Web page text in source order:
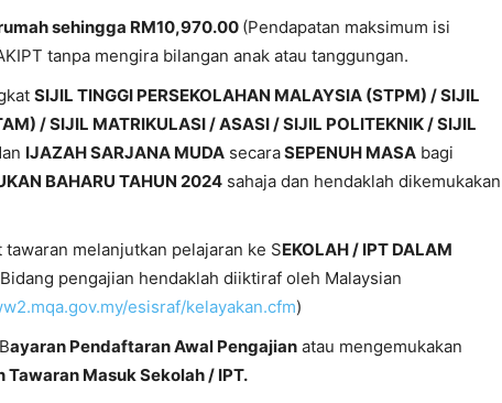
sehingga RM10,970.00 (Pendapatan maksimum isi
tanpa mengira bilangan anak atau tanggungan.
SIJIL TINGGI PERSEKOLAHAN MALAYSIA (STPM) / SIJIL
/ SIJIL MATRIKULASI / ASASI / SIJIL POLITEKNIK / SIJIL
IJAZAH SARJANA MUDA secaraSEPENUH MASA bagi
BAHARU TAHUN 2024 sahaja dan hendaklah dikemukakan
melanjutkan pelajaran ke SEKOLAH / IPT DALAM
pengajian hendaklah diiktiraf oleh Malaysian
esisraf/kelayakan.cfm)
ayaran Pendaftaran Awal Pengajian atau mengemukakan
Masuk Sekolah / IPT.